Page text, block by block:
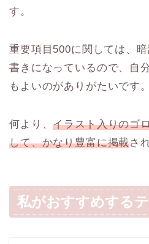
す。
重要項目500に関しては、
書きになっているので、自
もよいのがありがたいです。
何より、イラスト入りのゴ
して、かなり豊富に掲載さ
私がおすすめする